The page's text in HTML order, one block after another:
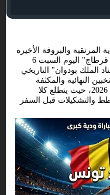
المرتقبة والبروفة الأخيرة
التي تجمع بين "الشياطين الحمر" و"نسور قرطاج" اليوم السبت 6
"استاد الملك بودوان" التاريخي
النهائية والمكثفة
لخوض غمار منافسات نهائيات كأس العالم 2026، حيث يتطلع كلا
والتشكيلات قبل السفر